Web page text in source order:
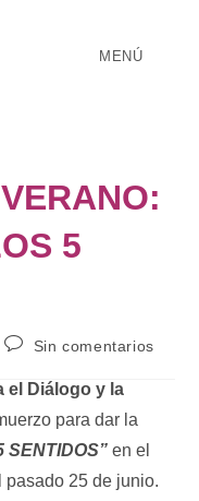
MENÚ
5
Sin comentarios
el Diálogo y la
para dar la
SENTIDOS” en el
25 de junio.